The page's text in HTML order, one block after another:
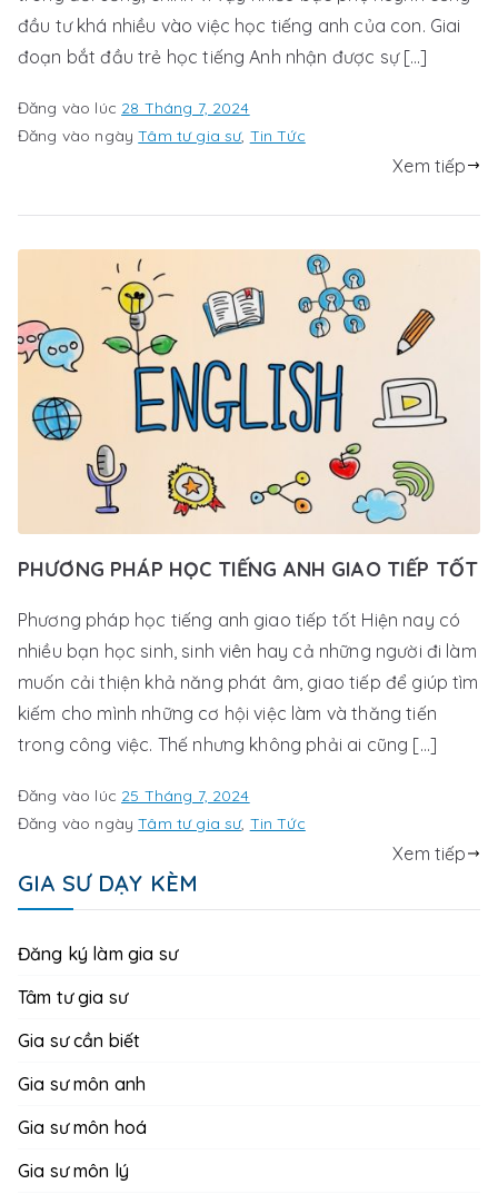
đầu tư khá nhiều vào việc học tiếng anh của con. Giai
đoạn bắt đầu trẻ học tiếng Anh nhận được sự […]
Đăng vào lúc 28 Tháng 7, 2024
Đăng vào ngàyTâm tư gia sư, Tin Tức
Xem tiếp
PHƯƠNG PHÁP HỌC TIẾNG ANH GIAO TIẾP TỐT
Phương pháp học tiếng anh giao tiếp tốt Hiện nay có
nhiều bạn học sinh, sinh viên hay cả những người đi làm
muốn cải thiện khả năng phát âm, giao tiếp để giúp tìm
kiếm cho mình những cơ hội việc làm và thăng tiến
trong công việc. Thế nhưng không phải ai cũng […]
Đăng vào lúc 25 Tháng 7, 2024
Đăng vào ngàyTâm tư gia sư, Tin Tức
Xem tiếp
GIA SƯ DẠY KÈM
Đăng ký làm gia sư
Tâm tư gia sư
Gia sư cần biết
Gia sư môn anh
Gia sư môn hoá
Gia sư môn lý